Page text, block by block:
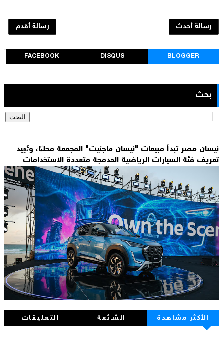
رسالة أحدث رسالة أقدم
BLOGGER
DISQUS
FACEBOOK
بحث
نيسان مصر تبدأ مبيعات "نيسان ماجنيت" المجمعة محليًا، وتُعِيد
تعريف فئة السيارات الرياضية المدمجة متعددة الاستخدامات
الأكثر مشاهدة الشائعة التعليقات